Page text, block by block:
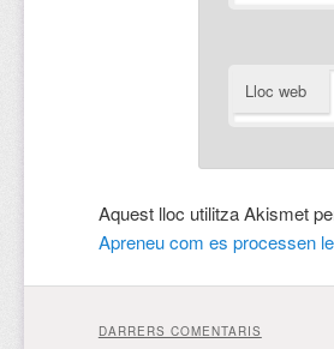
Lloc web
Aquest lloc utilitza Akismet
Apreneu com es processen
DARRERS COMENTARIS